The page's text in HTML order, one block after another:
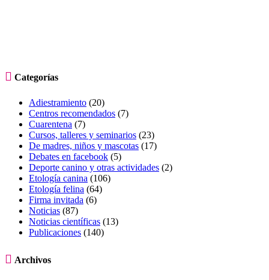
 Categorías
Adiestramiento (20)
Centros recomendados (7)
Cuarentena (7)
Cursos, talleres y seminarios (23)
De madres, niños y mascotas (17)
Debates en facebook (5)
Deporte canino y otras actividades (2)
Etología canina (106)
Etología felina (64)
Firma invitada (6)
Noticias (87)
Noticias científicas (13)
Publicaciones (140)
 Archivos